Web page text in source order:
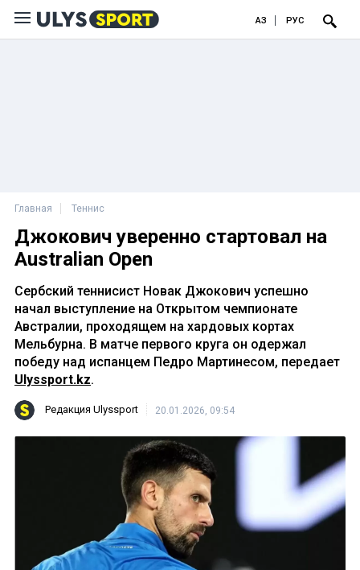
ҚАЗ РУС
Главная Теннис
Джокович уверенно стартовал на
Australian Open
Сербский теннисист Новак Джокович успешно
начал выступление на Открытом чемпионате
Австралии, проходящем на хардовых кортах
Мельбурна. В матче первого круга он одержал
победу над испанцем Педро Мартинесом, передает
Ulyssport.kz.
Редакция Ulyssport 20.01.2026, 09:54